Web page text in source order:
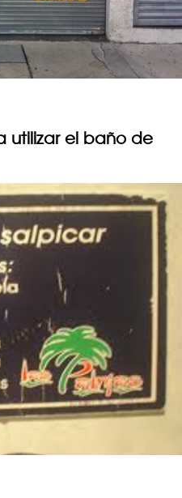
utilizar el baño de